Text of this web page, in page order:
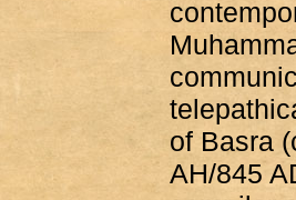
of Basra
AH/845